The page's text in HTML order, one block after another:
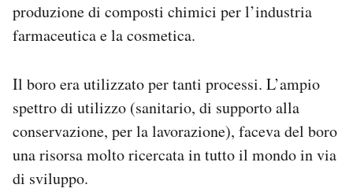
produzione di composti chimici per l’industria
farmaceutica e la cosmetica.
Il boro era utilizzato per tanti processi. L’ampio
spettro di utilizzo (sanitario, di supporto alla
conservazione, per la lavorazione), faceva del boro
una risorsa molto ricercata in tutto il mondo in via
di sviluppo.